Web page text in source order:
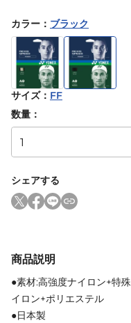
カラー ： ブラック
サイズ： FF
数量：
シェアする
商品説明
●素材:高強度ナイロン+特
イロン+ポリエステル
●日本製